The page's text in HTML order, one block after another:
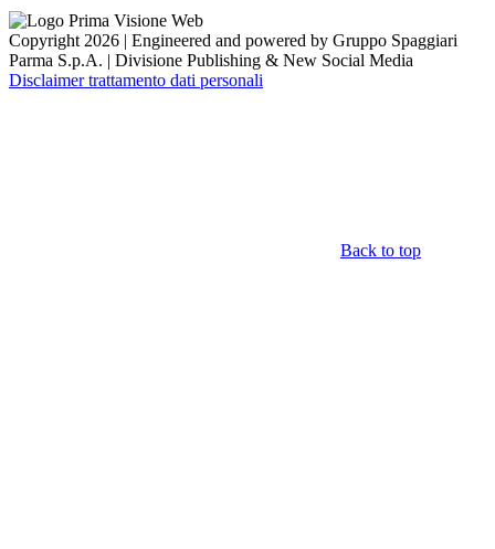
Copyright 2026 | Engineered and powered by Gruppo Spaggiari
Parma S.p.A. | Divisione Publishing & New Social Media
Disclaimer trattamento dati personali
Back to top